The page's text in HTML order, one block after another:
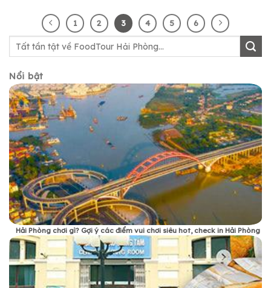
1 2 3 4 5 6
Nổi bật
Hải Phòng chơi gì? Gợi ý các điểm vui chơi siêu hot, check in Hải Phòng